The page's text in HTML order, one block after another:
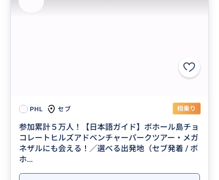
PHL セブ 相乗り
参加累計５万人！【日本語ガイド】ボホール島チョ
コレートヒルズアドベンチャーパークツアー・メガ
ネザルにも会える！／選べる出発地（セブ発着 / ボ
ホ...